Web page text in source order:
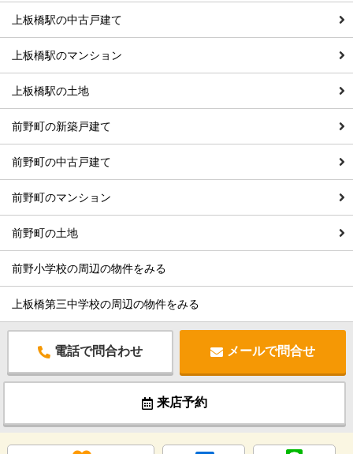
上板橋駅の中古戸建て
上板橋駅のマンション
上板橋駅の土地
前野町の新築戸建て
前野町の中古戸建て
前野町のマンション
前野町の土地
前野小学校の周辺の物件をみる
上板橋第三中学校の周辺の物件をみる
電話で問合わせ メールで問合せ
来店予約